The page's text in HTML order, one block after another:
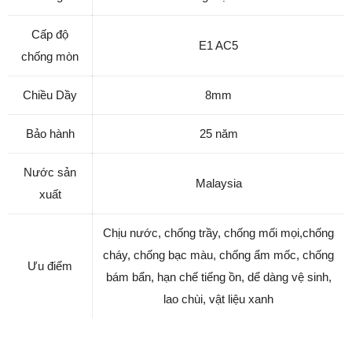
Cấp độ
chống mòn
E1 AC5
Chiều Dầy 8mm
Bảo hành 25 năm
Nước sản
xuất
Malaysia
Ưu điểm
Chịu nước, chống trầy, chống mối mọi,chống
cháy, chống bạc màu, chống ẩm mốc, chống
bám bẩn, hạn chế tiếng ồn, dể dàng vệ sinh,
lao chùi, vật liệu xanh